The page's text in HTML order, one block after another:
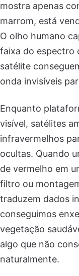
mostra apenas
marrom, está
O olho humano
faixa do espectro
satélite
onda invisíveis
Enquanto
visível, satélites
infravermelhos
ocultas. Quando
de vermelho em
filtro ou
traduzem dados
conseguimos
vegetação
algo que não
naturalmente.